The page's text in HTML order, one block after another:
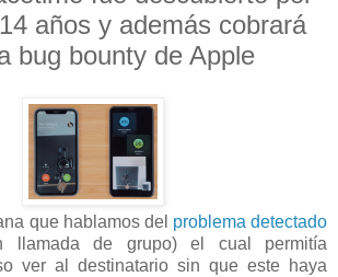
años y además cobrará
bug bounty de Apple
que hablamos del problema detectado
de grupo) el cual permitía
ver al destinatario sin que este haya